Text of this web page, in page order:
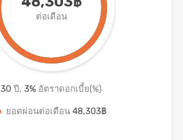
ต่อเดือน
30 ปี, 3% อัตราดอกเบี้ย(%)
ยอดผ่อนต่อเดือน 48,303฿